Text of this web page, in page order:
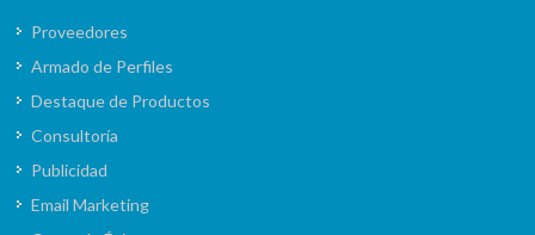
Proveedores
Armado de Perfiles
Destaque de Productos
Consultoría
Publicidad
Email Marketing